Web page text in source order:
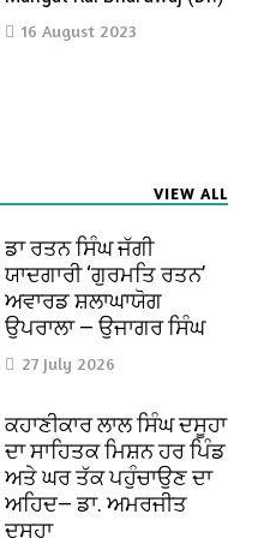
16 August 2023
VIEW ALL
ਡਾ ਰਤਨ ਸਿੰਘ ਜੱਗੀ
ਯਾਦਗਾਰੀ ‘ਗੁਰਮਤਿ ਰਤਨ’
ਅਵਾਰਡ ਸ਼ਲਾਘਾਯੋਗ
ਉਪਰਾਲਾ — ਉਜਾਗਰ ਸਿੰਘ
27 July 2026
ਕਹਾਣੀਕਾਰ ਲਾਲ ਸਿੰਘ ਦਸੂਹਾ
ਦਾ ਸਾਹਿਤਕ ਮਿਸ਼ਨ ਹਰ ਪਿੰਡ
ਅਤੇ ਘਰ ਤੱਕ ਪਹੁੰਚਾਉਣ ਦਾ
ਅਹਿਦ— ਡਾ. ਅਮਰਜੀਤ
ਦਸੂਹਾ